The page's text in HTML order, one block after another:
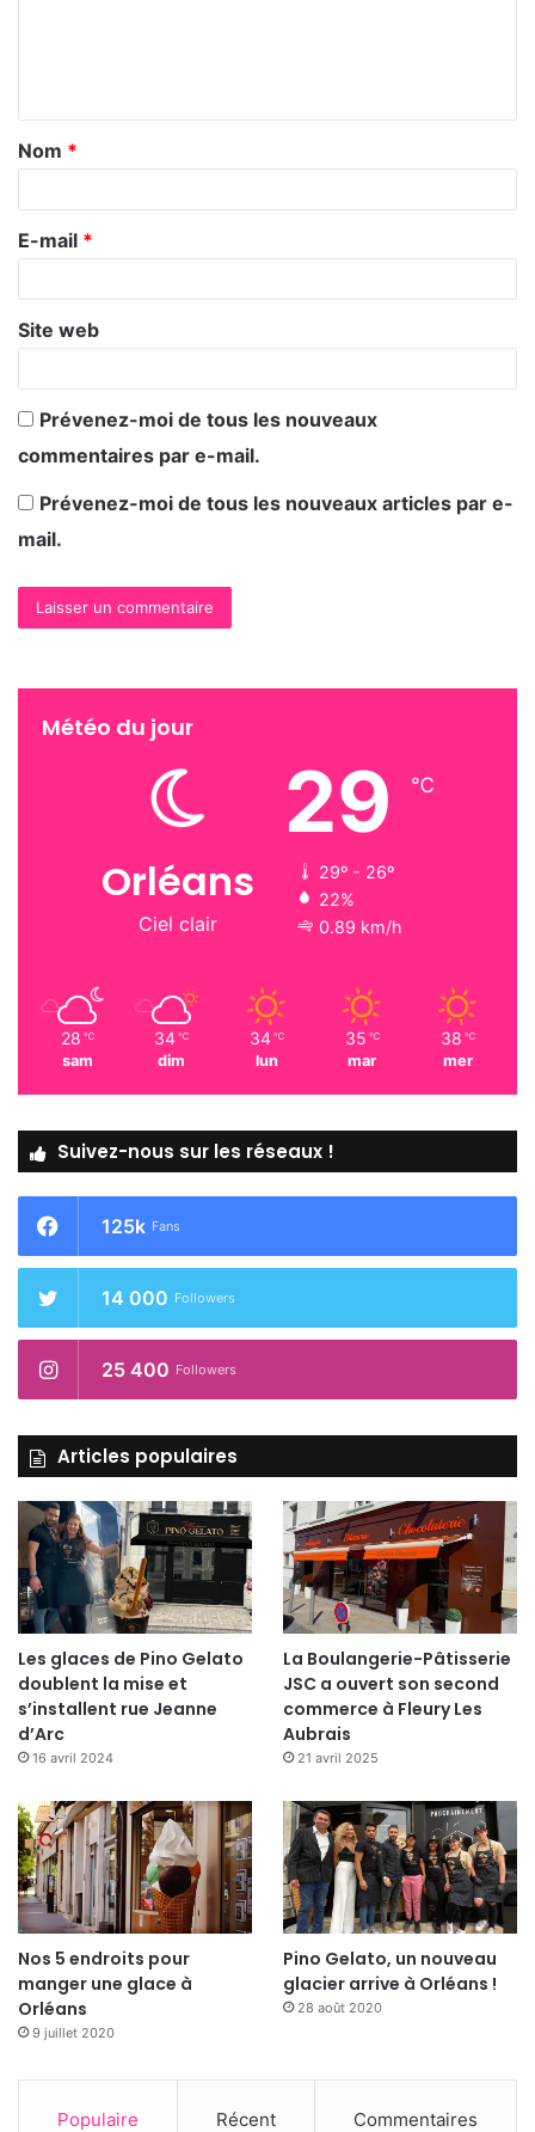
t
a
e
*
Nom *
E-mail *
Site web
Prévenez-moi de tous les nouveaux
commentaires par e-mail.
Prévenez-moi de tous les nouveaux articles par e-
mail.
Météo du jour
Orléans
Ciel clair
29 ℃
29º - 26º
22%
0.89 km/h
28 ℃
sam
34 ℃
dim
34 ℃
lun
35 ℃
mar
38 ℃
mer
Suivez-nous sur les réseaux !
125k Fans
14 000 Followers
25 400 Followers
Articles populaires
Les glaces de Pino Gelato
doublent la mise et
s’installent rue Jeanne
d’Arc
16 avril 2024
La Boulangerie-Pâtisserie
JSC a ouvert son second
commerce à Fleury Les
Aubrais
21 avril 2025
Nos 5 endroits pour
manger une glace à
Orléans
9 juillet 2020
Pino Gelato, un nouveau
glacier arrive à Orléans !
28 août 2020
Populaire Récent Commentaires